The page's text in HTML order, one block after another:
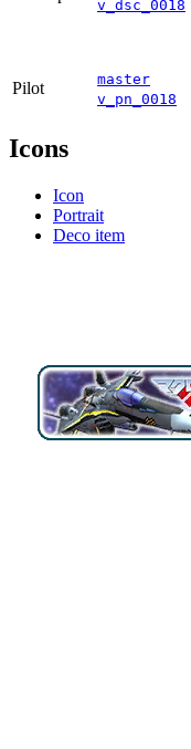
v_dsc_0018
Pilot
master
v_pn_0018
Icons
Icon
Portrait
Deco item